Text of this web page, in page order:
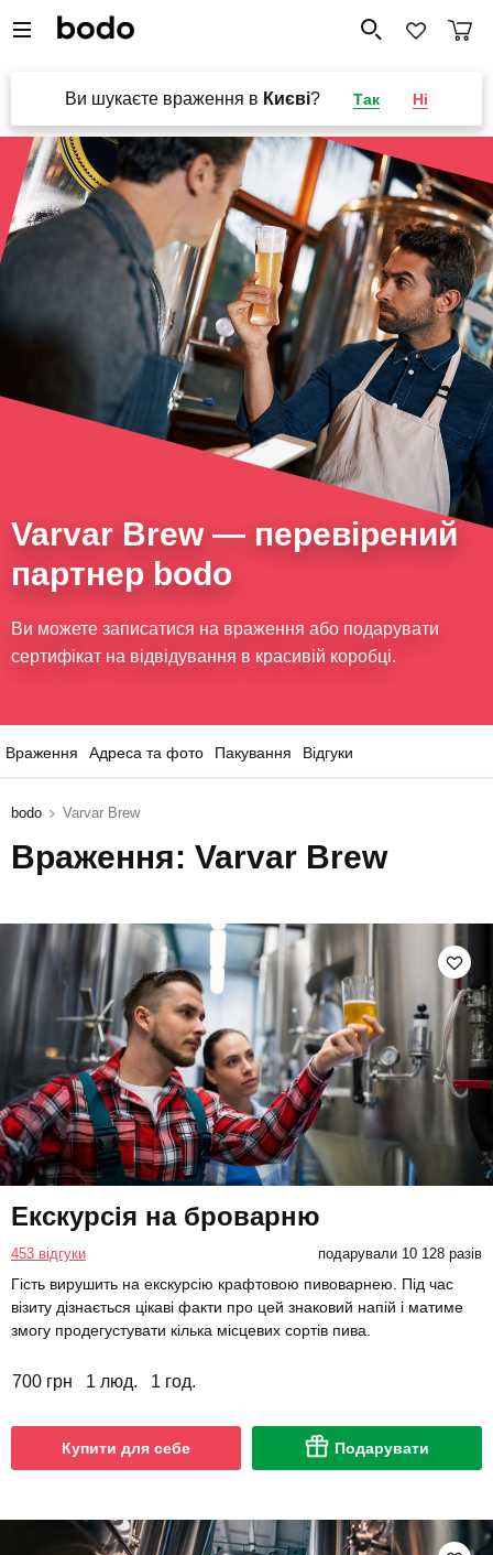
Ви шукаєте враження в Києві? Так Ні
Varvar Brew— перевірений
партнер bodo
Ви можете записатися на враження або подарувати
сертифікат на відвідування в красивій коробці.
Враження Адреса та фото Пакування Відгуки
bodo Varvar Brew
Враження: Varvar Brew
Екскурсія на броварню
453 відгуки подарували 10 128 разів
Гість вирушить на екскурсію крафтовою пивоварнею. Під час
візиту дізнається цікаві факти про цей знаковий напій і матиме
змогу продегустувати кілька місцевих сортів пива.
700 грн 1 люд. 1 год.
Купити для себе Подарувати